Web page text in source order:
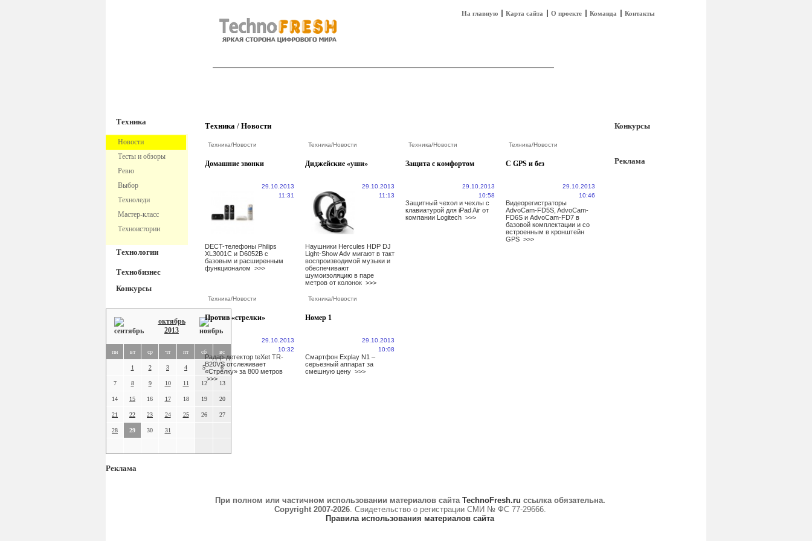
На главную Карта сайта О проекте Команда Контакты
Техника
Новости
Тесты и обзоры
Ревю
Выбор
Техноледи
Мастер-класс
Техноистории
Технологии
Технобизнес
Конкурсы
октябрь
2013
пн вт ср чт пт сб вс
1 2 3 4 5 6
7 8 9 10 11 12 13
14 15 16 17 18 19 20
21 22 23 24 25 26 27
28 29 30 31
Реклама
Техника / Новости
Техника/Новости
Домашние звонки
29.10.2013
11:31
DECT-телефоны Philips
XL3001C и D6052B с
базовым и расширенным
функционалом >>>
Техника/Новости
Диджейские «уши»
29.10.2013
11:13
Наушники Hercules HDP DJ
Light-Show Adv мигают в такт
воспроизводимой музыки и
обеспечивают
шумоизоляцию в паре
метров от колонок >>>
Техника/Новости
Защита с комфортом
29.10.2013
10:58
Защитный чехол и чехлы с
клавиатурой для iPad Air от
компании Logitech >>>
Техника/Новости
C GPS и без
29.10.2013
10:46
Видеорегистраторы
AdvoCam-FD5S, AdvoCam-
FD6S и AdvoCam-FD7 в
базовой комплектации и со
встроенным в кронштейн
GPS >>>
Техника/Новости
Против «стрелки»
29.10.2013
10:32
Радар-детектор teXet TR-
B20VS отслеживает
«Стрелку» за 800 метров
>>>
Техника/Новости
Номер 1
29.10.2013
10:08
Смартфон Explay N1 –
серьезный аппарат за
смешную цену >>>
Конкурсы
Реклама
При полном или частичном использовании материалов сайта TechnoFresh.ru ссылка обязательна.
Copyright 2007-2026. Свидетельство о регистрации СМИ № ФС 77-29666.
Правила использования материалов сайта